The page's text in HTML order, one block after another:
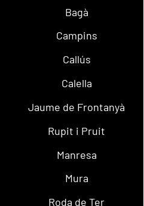
Bagà
Campins
Callús
Calella
Jaume de Frontanyà
Rupit i Pruit
Manresa
Mura
Roda de Ter